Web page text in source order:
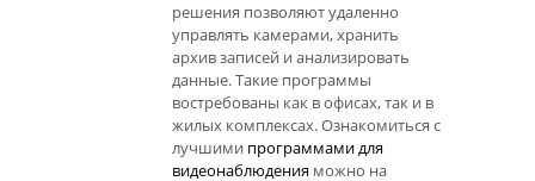
решения позволяют удаленно
управлять камерами, хранить
архив записей и анализировать
данные. Такие программы
востребованы как в офисах, так и в
жилых комплексах. Ознакомиться с
лучшими программами для
видеонаблюдения можно на